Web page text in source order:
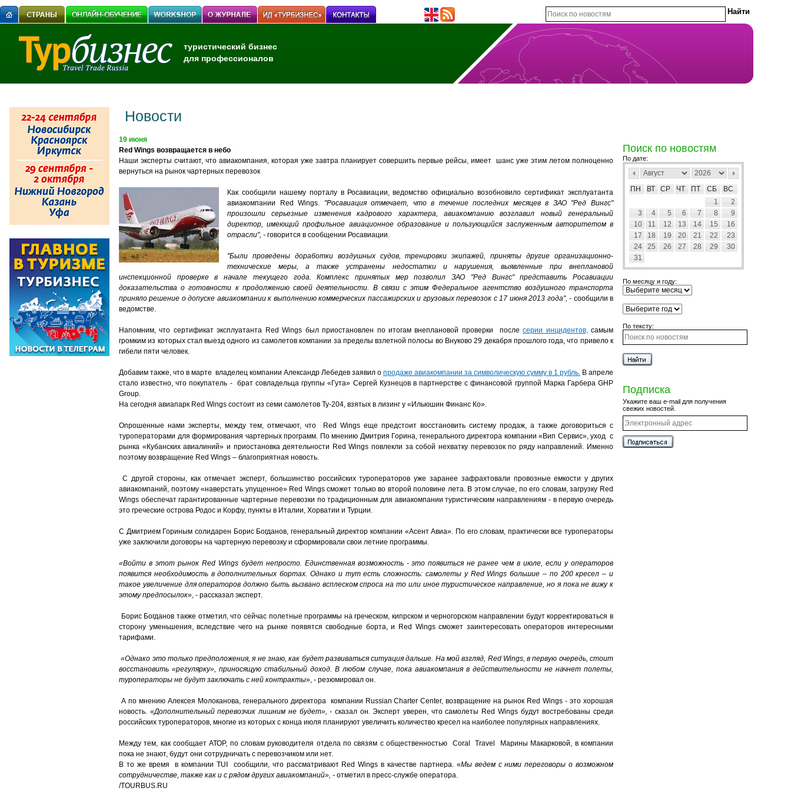
туристический бизнес
для профессионалов
Новости
19 июня
Red Wings возвращается в небо
Наши эксперты считают, что авиакомпания, которая уже завтра планирует совершить первые рейсы, имеет шанс уже этим летом полноценно
вернуться на рынок чартерных перевозок
Как сообщили нашему порталу в Росавиации, ведомство официально возобновило сертификат эксплуатанта
авиакомпании Red Wings. "Росавиация отмечает, что в течение последних месяцев в ЗАО "Ред Вингс"
произошли серьезные изменения кадрового характера, авиакомпанию возглавил новый генеральный
директор, имеющий профильное авиационное образование и пользующийся заслуженным авторитетом в
отрасли", - говорится в сообщении Росавиации.
"Были проведены доработки воздушных судов, тренировки экипажей, приняты другие организационно-
технические меры, а также устранены недостатки и нарушения, выявленные при внеплановой
инспекционной проверке в начале текущего года. Комплекс принятых мер позволил ЗАО "Ред Вингс" представить Росавиации
доказательства о готовности к продолжению своей деятельности. В связи с этим Федеральное агентство воздушного транспорта
приняло решение о допуске авиакомпании к выполнению коммерческих пассажирских и грузовых перевозок с 17 июня 2013 года", - сообщили в
ведомстве.
Hапомним, что сертификат эксплуатанта Red Wings был приостановлен по итогам внеплановой проверки послесерии инцидентов,самым
громким из которых стал выезд одного из самолетов компании за пределы взлетной полосы во Внуково 29 декабря прошлого года, что привело к
гибели пяти человек.
Добавим также, что в марте владелец компании Александр Лебедев заявил о продаже авиакомпании за символическую сумму в 1 рубль. В апреле
стало известно, что покупатель - брат совладельца группы «Гута» Сергей Кузнецов в партнерстве с финансовой группой Марка Гарбера GHP
Group.
На сегодня авиапарк Red Wings состоит из семи самолетов Ту-204, взятых в лизинг у «Ильюшин Финанс Ко».
Опрошенные нами эксперты, между тем, отмечают, что Red Wings еще предстоит восстановить систему продаж, а также договориться с
туроператорами для формирования чартерных программ. По мнению Дмитрия Горина, генерального директора компании «Вип Сервис», уход с
рынка «Кубанских авиалиний» и приостановка деятельности Red Wings повлекли за собой нехватку перевозок по ряду направлений. Именно
поэтому возвращение Red Wings – благоприятная новость.
С другой стороны, как отмечает эксперт, большинство российских туроператоров уже заранее зафрахтовали провозные емкости у других
авиакомпаний, поэтому «наверстать упущенное» Red Wings сможет только во второй половине лета. В этом случае, по его словам, загрузку Red
Wings обеспечат гарантированные чартерные перевозки по традиционным для авиакомпании туристическим направлениям - в первую очередь
это греческие острова Родос и Корфу, пункты в Италии, Хорватии и Турции.
С Дмитрием Гориным солидарен Борис Богданов, генеральный директор компании «Асент Авиа». По его словам, практически все туроператоры
уже заключили договоры на чартерную перевозку и сформировали свои летние программы.
«Войти в этот рынок Red Wings будет непросто. Единственная возможность - это появиться не ранее чем в июле, если у операторов
появится необходимость в дополнительных бортах. Однако и тут есть сложность: самолеты у Red Wings большие – по 200 кресел – и
такое увеличение для операторов должно быть вызвано всплеском спроса на то или иное туристическое направление, но я пока не вижу к
этому предпосылок», - рассказал эксперт.
Борис Богданов также отметил, что сейчас полетные программы на греческом, кипрском и черногорском направлении будут корректироваться в
сторону уменьшения, вследствие чего на рынке появятся свободные борта, и Red Wings сможет заинтересовать операторов интересными
тарифами.
«Однако это только предположения, я не знаю, как будет развиваться ситуация дальше. На мой взгляд, Red Wings, в первую очередь, стоит
восстановить «регулярку», приносящую стабильный доход. В любом случае, пока авиакомпания в действительности не начнет полеты,
туроператоры не будут заключать с ней контракты», - резюмировал он.
А по мнению Алексея Молоканова, генерального директора компании Russian Charter Center, возвращение на рынок Red Wings - это хорошая
новость. «Дополнительный перевозчик лишним не будет», - сказал он. Эксперт уверен, что самолеты Red Wings будут востребованы среди
российских туроператоров, многие из которых с конца июля планируют увеличить количество кресел на наиболее популярных направлениях.
Между тем, как сообщает АТОР, по словам руководителя отдела по связям с общественностью Coral Travel Марины Макарковой, в компании
пока не знают, будут они сотрудничать с перевозчиком или нет.
В то же время в компании TUI сообщили, что рассматривают Red Wings в качестве партнера. «Мы ведем с ними переговоры о возможном
сотрудничестве, также как и с рядом других авиакомпаний», - отметил в пресс-службе оператора.
/TOURBUS.RU
Поиск по новостям
По дате:
ПН ВТ СР ЧТ ПТ СБ
ВС
1
2
3
4 5 6 7 8
9
10
11 12 13 14 15
16
17
18 19 20 21 22
23
24
25 26 27 28 29
30
31
По месяцу и году:
По тексту:
Подписка
Укажите ваш e-mail для получения
свежих новостей.